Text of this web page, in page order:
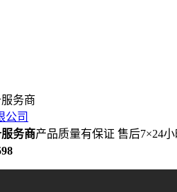
务商
务商产品质量有保证 售后7×24